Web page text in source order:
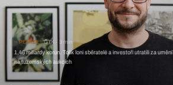
PENÍZE ČTK 3 min
1,46 miliardy korun. Tolik loni sběratelé a investoři utratili za umění
na tuzemských aukcích